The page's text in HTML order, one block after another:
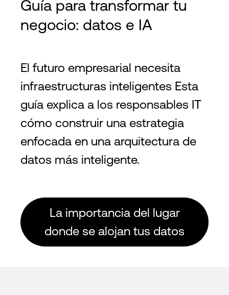
Guía para transformar tu
negocio: datos e IA
El futuro empresarial necesita
infraestructuras inteligentes Esta
guía explica a los responsables IT
cómo construir una estrategia
enfocada en una arquitectura de
datos más inteligente.
La importancia del lugar
donde se alojan tus datos